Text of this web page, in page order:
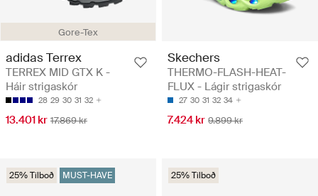
Gore-Tex
adidas Terrex
TERREX MID GTX K -
Háir strigaskór
28 29 30 31 32
13.401 kr 17.869 kr
Skechers
THERMO-FLASH-HEAT-
FLUX - Lágir strigaskór
27 30 31 32 34
7.424 kr 9.899 kr
25% Tilboð MUST-HAVE 25% Tilboð